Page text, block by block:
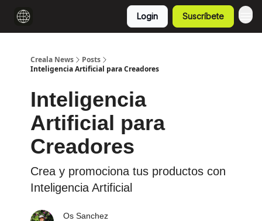
Login Suscríbete
Creala News
Posts
Inteligencia Artificial para Creadores
Inteligencia
Artificial para
Creadores
Crea y promociona tus productos con
Inteligencia Artificial
Os Sanchez